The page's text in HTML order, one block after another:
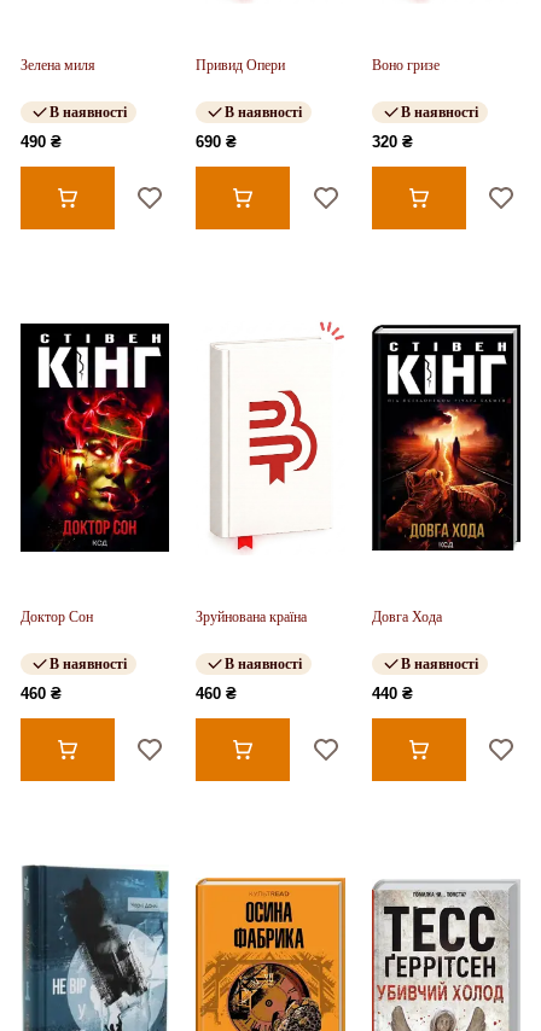
Зелена миля
В наявності
490 ₴
Привид Опери
В наявності
690 ₴
Воно гризе
В наявності
320 ₴
Доктор Сон
В наявності
460 ₴
Зруйнована країна
В наявності
460 ₴
Довга Хода
В наявності
440 ₴